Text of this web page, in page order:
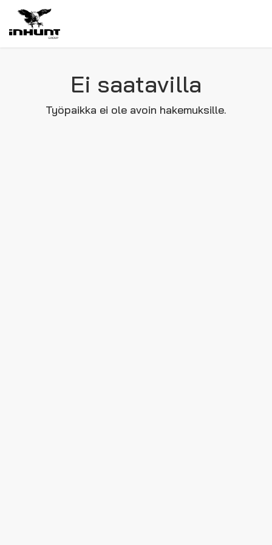
Ei saatavilla
Työpaikka ei ole avoin hakemuksille.